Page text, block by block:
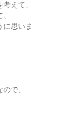
えて、
に思いま
で、